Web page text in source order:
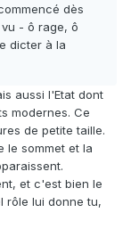
dès
- ô rage, ô
dicter à la
aussi l'Etat dont
modernes. Ce
de petite taille.
le sommet et la
et c'est bien le
rôle lui donne tu,